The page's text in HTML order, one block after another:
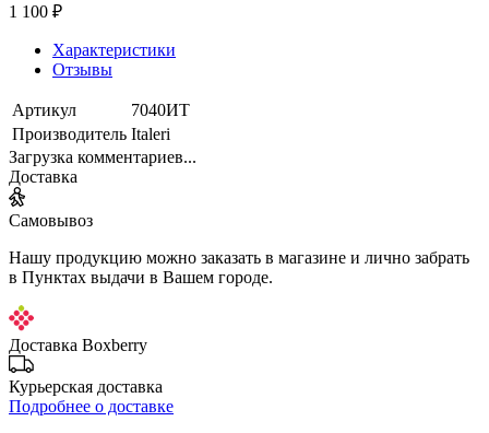
1 100 ₽
Характеристики
Отзывы
Артикул
7040ИТ
Производитель Italeri
Загрузка комментариев...
Доставка
Самовывоз
Нашу продукцию можно заказать в магазине и лично забрать
в Пунктах выдачи в Вашем городе.
Доставка Boxberry
Курьерская доставка
Подробнее о доставке